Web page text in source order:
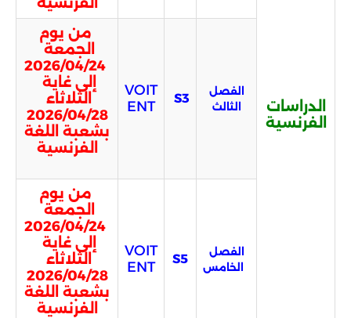
الدراسات
الفرنسية
من يوم
الجمعة
2026/04/24
إلى غاية
الثلاثاء
2026/04/28
بشعبة اللغة
الفرنسية
VOIT
ENT
S3
الفصل
الثالث
من يوم
الجمعة
2026/04/24
إلى غاية
الثلاثاء
2026/04/28
بشعبة اللغة
الفرنسية
VOIT
ENT
S5
الفصل